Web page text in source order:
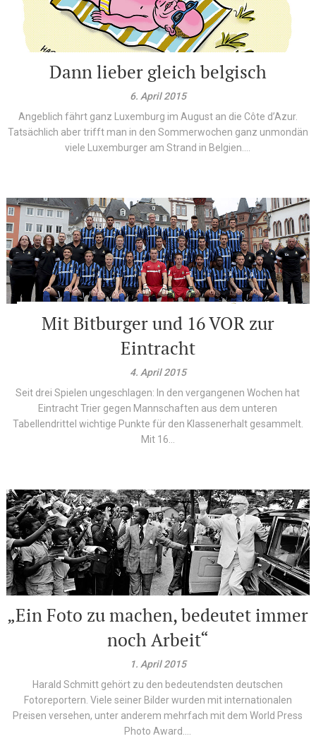
Dann lieber gleich belgisch
6. April 2015
Angeblich fährt ganz Luxemburg im August an die Côte d’Azur.
Tatsächlich aber trifft man in den Sommerwochen ganz unmondän
viele Luxemburger am Strand in Belgien....
Mit Bitburger und 16 VOR zur
Eintracht
4. April 2015
Seit drei Spielen ungeschlagen: In den vergangenen Wochen hat
Eintracht Trier gegen Mannschaften aus dem unteren
Tabellendrittel wichtige Punkte für den Klassenerhalt gesammelt.
Mit 16...
„Ein Foto zu machen, bedeutet immer
noch Arbeit“
1. April 2015
Harald Schmitt gehört zu den bedeutendsten deutschen
Fotoreportern. Viele seiner Bilder wurden mit internationalen
Preisen versehen, unter anderem mehrfach mit dem World Press
Photo Award....